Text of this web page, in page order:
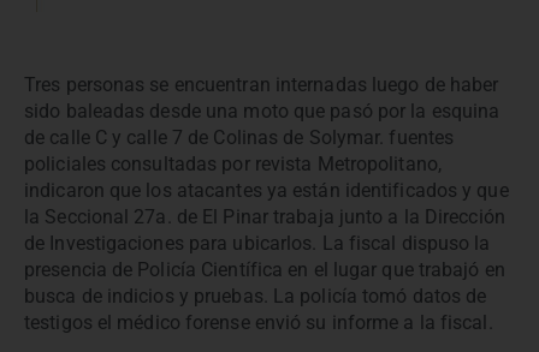
Tres personas se encuentran internadas luego de haber
sido baleadas desde una moto que pasó por la esquina
de calle C y calle 7 de Colinas de Solymar. fuentes
policiales consultadas por revista Metropolitano,
indicaron que los atacantes ya están identificados y que
la Seccional 27a. de El Pinar trabaja junto a la Dirección
de Investigaciones para ubicarlos. La fiscal dispuso la
presencia de Policía Científica en el lugar que trabajó en
busca de indicios y pruebas. La policía tomó datos de
testigos el médico forense envió su informe a la fiscal.